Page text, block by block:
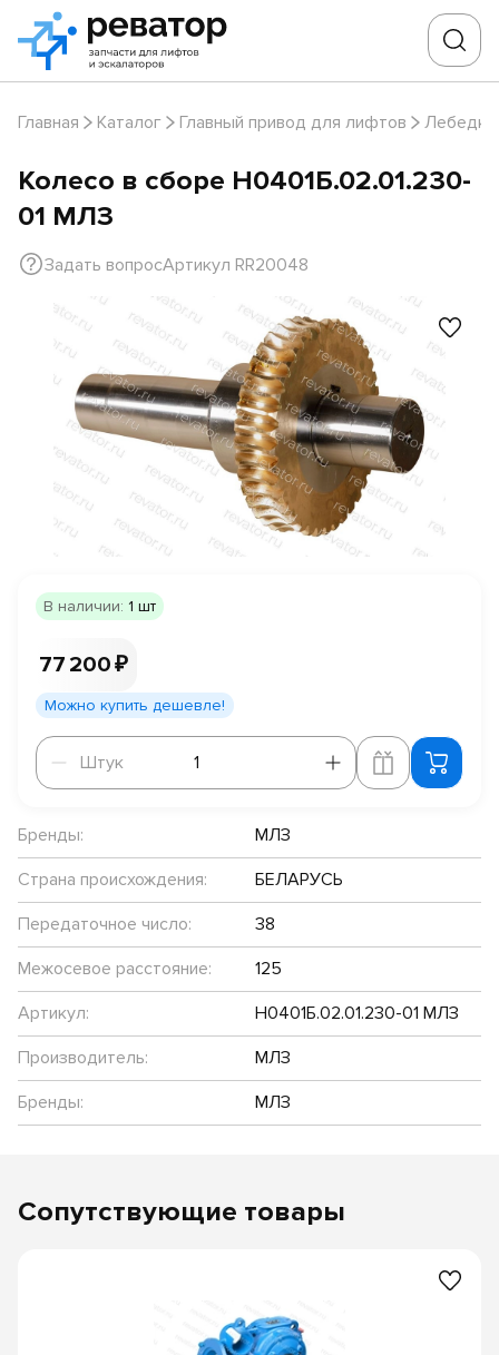
Главная Каталог Главный привод для лифтов
Колесо в сборе Н0401Б.02.01.230-
01 МЛЗ
Задать вопросАртикул RR20048
В наличии: 1 шт
77 200 ₽
Можно купить дешевле!
Штук
Штук
Бренды:
МЛЗ
Страна происхождения:
БЕЛАРУСЬ
Передаточное число:
38
Межосевое расстояние:
125
Артикул:
Н0401Б.02.01.230-01 МЛЗ
Производитель:
МЛЗ
Бренды:
МЛЗ
Сопутствующие товары